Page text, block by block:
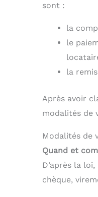
sont :
la
le
la
Après avoir
modalités de
Modalités de
Quand et
D’après la
chèque,